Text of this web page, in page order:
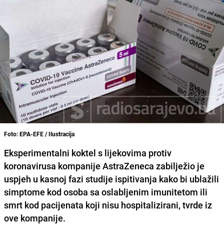
Foto: EPA-EFE / Ilustracija
Eksperimentalni koktel s lijekovima protiv
koronavirusa kompanije AstraZeneca zabilježio je
uspjeh u kasnoj fazi studije ispitivanja kako bi ublažili
simptome kod osoba sa oslabljenim imunitetom ili
smrt kod pacijenata koji nisu hospitalizirani, tvrde iz
ove kompanije.